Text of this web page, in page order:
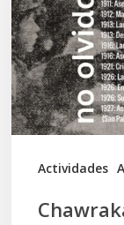
Actividades
través
del
arte
las
tensiones
documentales